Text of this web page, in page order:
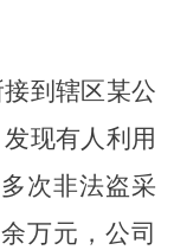
到辖区某公
现有人利用
次非法盗采
万元，公司